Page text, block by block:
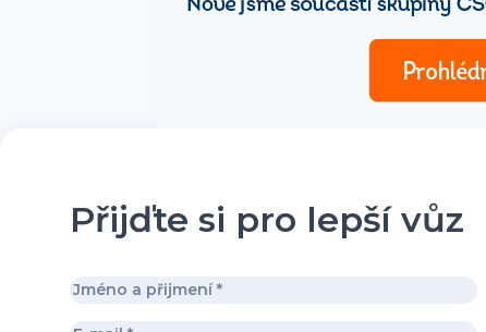
Přijďte si pro lepší vůz